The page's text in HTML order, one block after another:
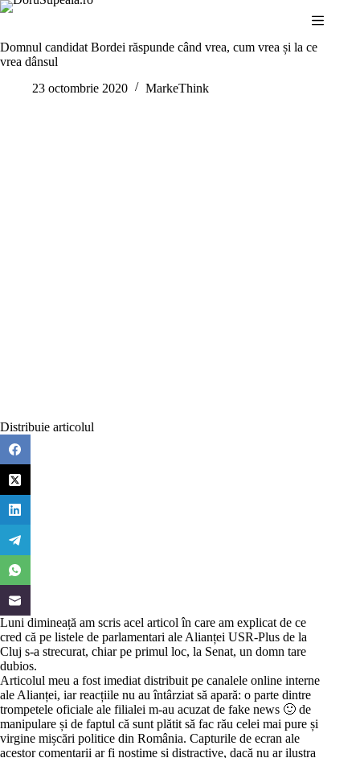
Sari
Domnul candidat Bordei răspunde când vrea, cum vrea și la ce
vrea dânsul
23 octombrie 2020
MarkeThink
Distribuie articolul
Luni dimineață am scris acel articol în care am explicat de ce
cred că pe listele de parlamentari ale Alianței USR-Plus de la
Cluj s-a strecurat, chiar pe primul loc, la Senat, un domn tare
dubios.
Articolul meu a fost imediat distribuit pe canalele online interne
ale Alianței, iar reacțiile nu au întârziat să apară: o parte dintre
trompetele oficiale ale filialei m-au acuzat de fake news 🙂 de
manipulare și de faptul că sunt plătit să fac rău celei mai pure și
virgine mișcări politice din România. Capturile de ecran ale
acestor comentarii ar fi nostime și distractive, dacă nu ar ilustra